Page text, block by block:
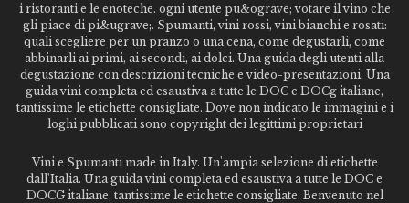
i ristoranti e le enoteche. ogni utente pu&ograve; votare il vino che
gli piace di pi&ugrave;. Spumanti, vini rossi, vini bianchi e rosati:
quali scegliere per un pranzo o una cena, come degustarli, come
abbinarli ai primi, ai secondi, ai dolci. Una guida degli utenti alla
degustazione con descrizioni tecniche e video-presentazioni. Una
guida vini completa ed esaustiva a tutte le DOC e DOCg italiane,
tantissime le etichette consigliate. Dove non indicato le immagini e i
loghi pubblicati sono copyright dei legittimi proprietari
Vini e Spumanti made in Italy. Un'ampia selezione di etichette
dall'Italia. Una guida vini completa ed esaustiva a tutte le DOC e
DOCG italiane, tantissime le etichette consigliate. Benvenuto nel